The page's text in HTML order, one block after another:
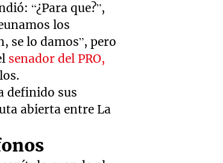
“¿Para que?”,
los
se lo damos”, pero
senador del PRO,
definido sus
abierta entre La